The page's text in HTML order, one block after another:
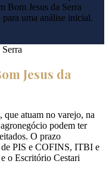
Bom Jesus da Serra
uma análise inicial.
Jesus da
que atuam no varejo, na
podem ter
O prazo
de PIS e COFINS, ITBI e
o Escritório Cestari